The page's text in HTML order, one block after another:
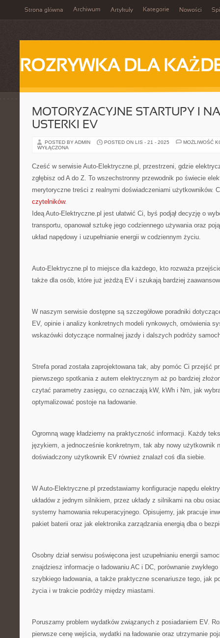
Strona główna Archiwum Artykuły Kategorie Nowości
ROZRYWKA DLA
MOTORYZACYJNE STARTUPY I
USTERKI EV
POSTED BY ADMIN POSTED ON LIS - 21 - 2025
MOŻLIWOŚĆ
WYŁĄCZONA
Cześć w serwisie Auto-Elektryczne.pl, przestrzeni, gdzie
zgłębisz od A do Z. To wszechstronny przewodnik po świecie
merytoryczne treści z realnymi doświadczeniami użytkowników.
czytelników.
Ideą Auto-Elektryczne.pl jest ułatwić Ci, byś podjął decyzję o
transportu, opanował sztukę jego codziennego używania oraz
układ napędowy i uzupełnianie energii w codziennym życiu.
Auto-Elektryczne.pl to miejsce dla każdego, kto rozważa
także dla osób, które już jeżdżą EV i szukają bardziej
W naszym serwisie dostępne są szczegółowe poradniki
EV, opinie i analizy konkretnych modeli rynkowych, omówienia
wskazówki dotyczące normalnej jazdy i dalszych podróży
Strefa porad została zaprojektowana tak, aby pomóc Ci przejść
pierwszego spotkania z autem elektrycznym aż po bardziej
czytać parametry zasięgu, co oznaczają kW, kWh i Nm, jak
optymalizować postoje na ładowanie.
Ogromną wagę kładziemy na praktyczność informacji. Każdy
językiem, a jednocześnie konkretnym, tak aby nowy użytkownik
doświadczony użytkownik EV również znalazł coś dla siebie.
W Auto-Elektryczne.pl przedstawiamy konfiguracje napędu
układów z jednym silnikiem, przez układy z silnikami na obu
systemy hamowania rekuperacyjnego. Opisujemy, jak pracuje
pakiet baterii oraz jak elektronika zarządzania energią dba o
Osobny dział serwisu poświęcona jest uzupełnianiu energii
znajdziesz informacje o ładowaniu AC i DC, porównanie
szybkiego ładowania, a także praktyczne scenariusze tego, jak
życia i w trakcie podróży między miastami.
Poruszamy problem wydatków związanych z posiadaniem EV.
pierwsze cenę wejścia, wydatki na ładowanie oraz utrzymanie